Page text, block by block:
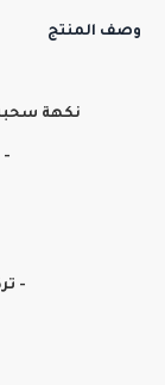
وصف المنتج
نكهة
-
-